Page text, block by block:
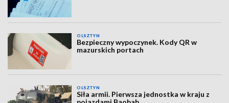
OLSZTYN
Bezpieczny wypoczynek. Kody QR w
mazurskich portach
OLSZTYN
Siła armii. Pierwsza jednostka w kraju z